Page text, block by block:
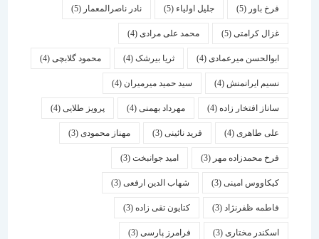
فرخ باور(5) جلیل اولیاء(5) نادر ناصرالمعمار (5)
غزال کرامتی(5) محمد علی مرادی(4)
ابوالحسن میرعمادی(4) ثریا بیرشک(4) محمود گلابچی(4)
نسیم ایرانمنش(4) سید حمید میرمیران(4)
ساناز افتخار زاده(4) مهرداد بهمنی (4) پرویز طلایی(4)
علی طاهری(4) فرید نائینی(3) مهناز محمودی(3)
فرخ محمدزاده مهر(3) امید جوانبخت(3)
کیکاووس امینی(3) شهاب الدین ارفعی(3)
فاطمه ظفرنژاد(3) کتایون تقی زاده(3)
اسكندر مختاری (3) فرامرز پارسی(3)